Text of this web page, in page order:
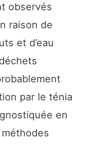
observés
raison de
et d’eau
par le ténia
en